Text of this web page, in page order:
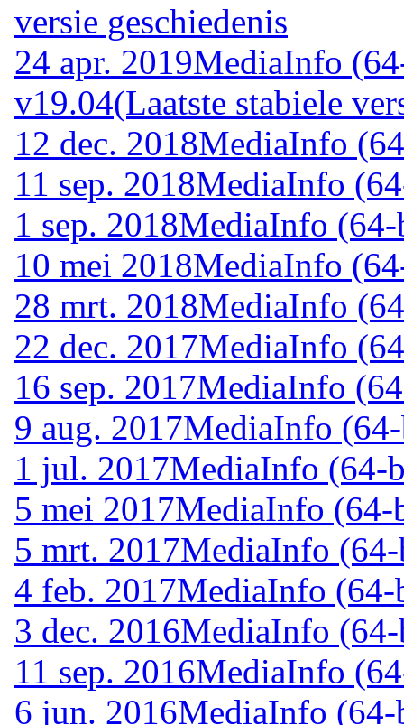
versie geschiedenis
24 apr. 2019MediaInfo
v19.04(Laatste stabiele
12 dec. 2018MediaInfo
11 sep. 2018MediaInfo
1 sep. 2018MediaInfo
10 mei 2018MediaInfo
28 mrt. 2018MediaInfo
22 dec. 2017MediaInfo
16 sep. 2017MediaInfo
9 aug. 2017MediaInfo
1 jul. 2017MediaInfo (64-
5 mei 2017MediaInfo
5 mrt. 2017MediaInfo
4 feb. 2017MediaInfo
3 dec. 2016MediaInfo
11 sep. 2016MediaInfo
6 jun. 2016MediaInfo